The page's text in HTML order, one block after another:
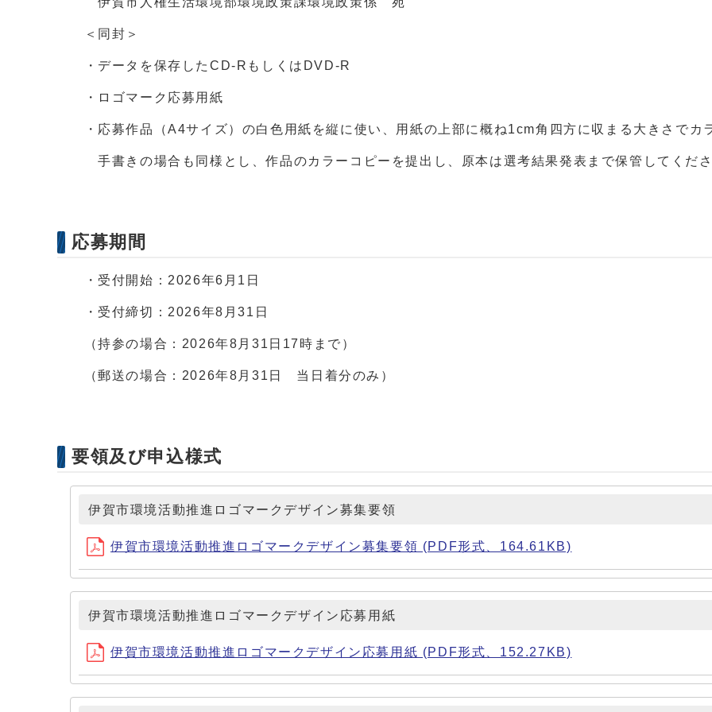
＜同封＞
・データを保存したCD-RもしくはDVD-R
・ロゴマーク応募用紙
・応募作品（A4サイズ）の白色用紙を縦に使い、用紙の上部に概ね1cm角四方に収まる大きさでカ
手書きの場合も同様とし、作品のカラーコピーを提出し、原本は選考結果発表まで保管してくださ
応募期間
・受付開始：2026年6月1日
・受付締切：2026年8月31日
（持参の場合：2026年8月31日17時まで）
（郵送の場合：2026年8月31日 当日着分のみ）
要領及び申込様式
伊賀市環境活動推進ロゴマークデザイン募集要領
伊賀市環境活動推進ロゴマークデザイン募集要領 (PDF形式、164.61KB)
伊賀市環境活動推進ロゴマークデザイン応募用紙
伊賀市環境活動推進ロゴマークデザイン応募用紙 (PDF形式、152.27KB)